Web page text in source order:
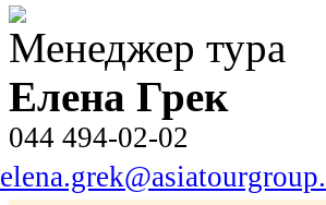
Менеджер тура
Елена Грек
044 494-02-02